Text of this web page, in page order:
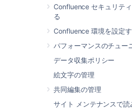
Confluence セキュリテ
る
Confluence 環境を設定
パフォーマンスのチュー
データ収集ポリシー
絵文字の管理
共同編集の管理
サイト メンテナンスで読
APM ソリューションで必要と
ーまたはエージェントを確認す
NewRelic 用の
などです。
エクスポーターをインストー
順に従います。
GitHub リポジトリ
JMX エクスポーター jar
ロードします。